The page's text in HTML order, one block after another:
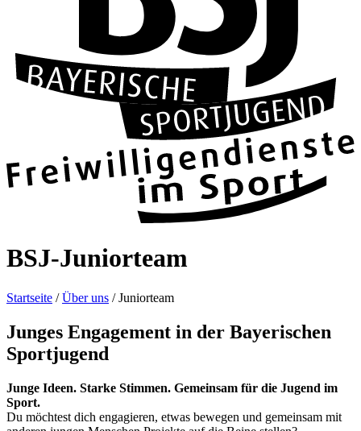
BSJ-Juni­or­team
Start­seite /Über uns /Juni­or­team
Jun­ges Enga­ge­ment in der Baye­ri­schen
Sport­ju­gend
Junge Ideen. Starke Stim­men. Gemein­sam für die Jugend im
Sport.
Du möch­test dich enga­gie­ren, etwas bewe­gen und gemein­sam mit